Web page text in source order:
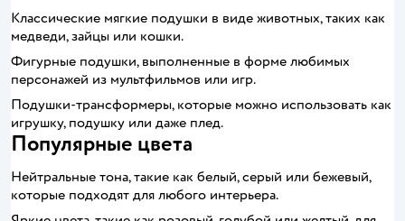
Классические мягкие подушки в виде животных, таких как
медведи, зайцы или кошки.
Фигурные подушки, выполненные в форме любимых
персонажей из мультфильмов или игр.
Подушки-трансформеры, которые можно использовать как
игрушку, подушку или даже плед.
Популярные цвета
Нейтральные тона, такие как белый, серый или бежевый,
которые подходят для любого интерьера.